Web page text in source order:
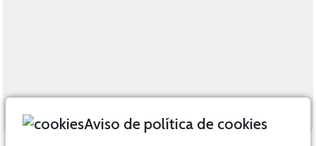
Aviso de política de cookies